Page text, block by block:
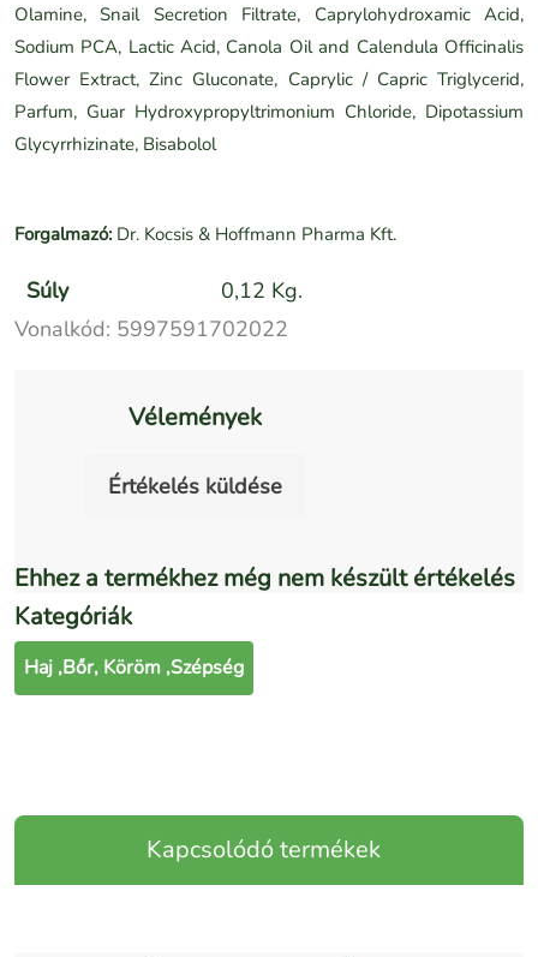
Olamine, Snail Secretion Filtrate, Caprylohydroxamic Acid,
Sodium PCA, Lactic Acid, Canola Oil and Calendula Officinalis
Flower Extract, Zinc Gluconate, Caprylic / Capric Triglycerid,
Parfum, Guar Hydroxypropyltrimonium Chloride, Dipotassium
Glycyrrhizinate, Bisabolol
Forgalmazó: Dr. Kocsis & Hoffmann Pharma Kft.
Súly
0,12 Kg.
Vonalkód: 5997591702022
Vélemények
Értékelés küldése
Ehhez a termékhez még nem készült értékelés
Kategóriák
Haj ,Bőr, Köröm ,Szépség
Kapcsolódó termékek